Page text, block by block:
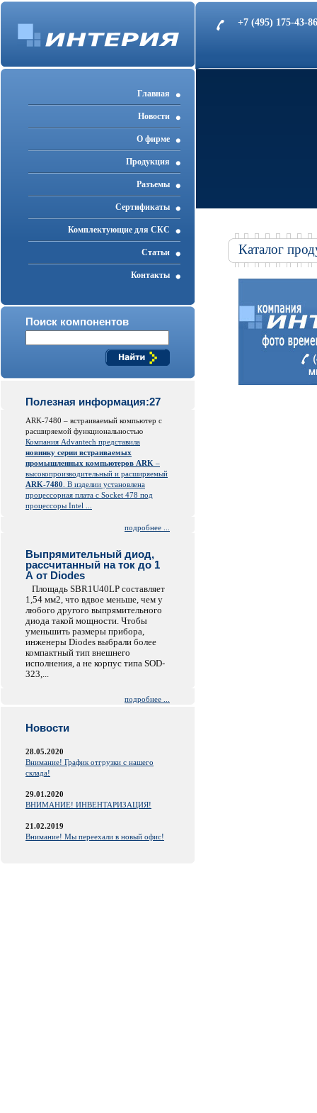
+7 (495) 175-43-
Главная
Новости
О фирме
Продукция
Разъемы
Cертификаты
Комплектующие для СКС
Статьи
Контакты
Поиск компонентов
Полезная информация:27
ARK-7480 – встраиваемый компьютер с
расширяемой функциональностью
Компания Advantech представила
новинку серии встраиваемых
промышленных компьютеров ARK –
высокопроизводительный и расширяемый
ARK-7480 . В изделии установлена
процессорная плата с Socket 478 под
процессоры Intel ...
подробнее ...
Выпрямительный диод,
рассчитанный на ток до 1
А от Diodes
Площадь SBR1U40LP составляет
1,54 мм2, что вдвое меньше, чем у
любого другого выпрямительного
диода такой мощности. Чтобы
уменьшить размеры прибора,
инженеры Diodes выбрали более
компактный тип внешнего
исполнения, а не корпус типа SOD-
323,...
подробнее ...
Новости
28.05.2020
Внимание! График отгрузки с нашего
склада!
29.01.2020
ВНИМАНИЕ! ИНВЕНТАРИЗАЦИЯ!
21.02.2019
Внимание! Мы переехали в новый офис!
Каталог